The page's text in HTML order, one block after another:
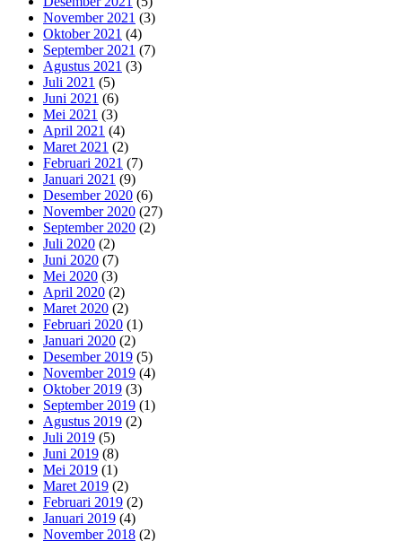
November 2021 (3)
Oktober 2021 (4)
September 2021 (7)
Agustus 2021 (3)
Juli 2021 (5)
Juni 2021 (6)
Mei 2021 (3)
April 2021 (4)
Maret 2021 (2)
Februari 2021 (7)
Januari 2021 (9)
Desember 2020 (6)
November 2020 (27)
September 2020 (2)
Juli 2020 (2)
Juni 2020 (7)
Mei 2020 (3)
April 2020 (2)
Maret 2020 (2)
Februari 2020 (1)
Januari 2020 (2)
Desember 2019 (5)
November 2019 (4)
Oktober 2019 (3)
September 2019 (1)
Agustus 2019 (2)
Juli 2019 (5)
Juni 2019 (8)
Mei 2019 (1)
Maret 2019 (2)
Februari 2019 (2)
Januari 2019 (4)
November 2018 (2)